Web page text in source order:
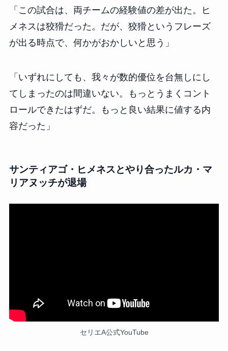
「この試合は、両チームの経験値の差が出た。ヒ
メネスは狡猾だった。だが、狡猾というフレーズ
が出る時点で、何かがおかしいと思う」
「いずれにしても、我々が数的優位を台無しにし
てしまったのは間違いない。もっとうまくコント
ロールできたはずだ。もっと良い結果に値する内
容だった」
サンティアゴ・ヒメネスとやり合ったルカ・マ
リアヌッチが退場
セリエA公式YouTube